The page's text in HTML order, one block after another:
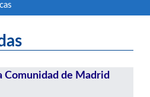
Comunidad de Madrid